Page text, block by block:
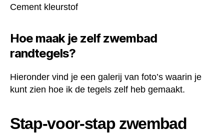
Cement kleurstof
Hoe maak je zelf zwembad
randtegels?
Hieronder vind je een galerij van foto’s waarin je
kunt zien hoe ik de tegels zelf heb gemaakt.
Stap-voor-stap zwembad